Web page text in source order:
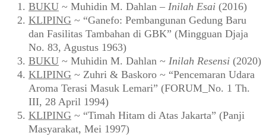
BUKU ~ Muhidin M. Dahlan – Inilah Esai (2016)
KLIPING ~ “Ganefo: Pembangunan Gedung Baru
dan Fasilitas Tambahan di GBK” (Mingguan Djaja
No. 83, Agustus 1963)
BUKU ~ Muhidin M. Dahlan ~ Inilah Resensi (2020)
KLIPING ~ Zuhri & Baskoro ~ “Pencemaran Udara
Aroma Terasi Masuk Lemari” (FORUM_No. 1 Th.
III, 28 April 1994)
KLIPING ~ “Timah Hitam di Atas Jakarta” (Panji
Masyarakat, Mei 1997)